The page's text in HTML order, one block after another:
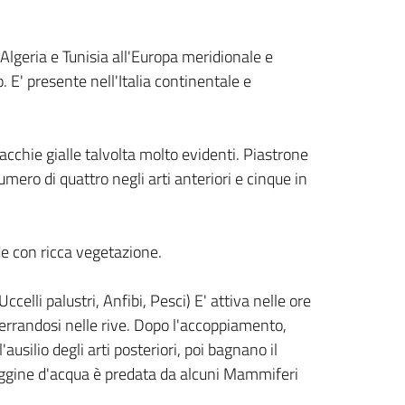
e Tunisia all'Europa meridionale e
E' presente nell'Italia continentale e
gialle talvolta molto evidenti. Piastrone
di quattro negli arti anteriori e cinque in
con ricca vegetazione.
palustri, Anfibi, Pesci) E' attiva nelle ore
nelle rive. Dopo l'accoppiamento,
degli arti posteriori, poi bagnano il
d'acqua è predata da alcuni Mammiferi